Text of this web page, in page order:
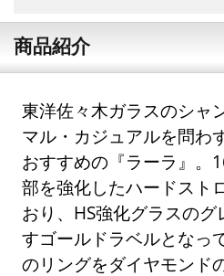
商品紹介
東洋佐々木ガラスのシャ
マル・カジュアルを問わ
おすすめの『ラーラ』。
部を強化したハードスト
おり、HS強化グラスの
すゴールドラベルとなっ
のリングをダイヤモンド